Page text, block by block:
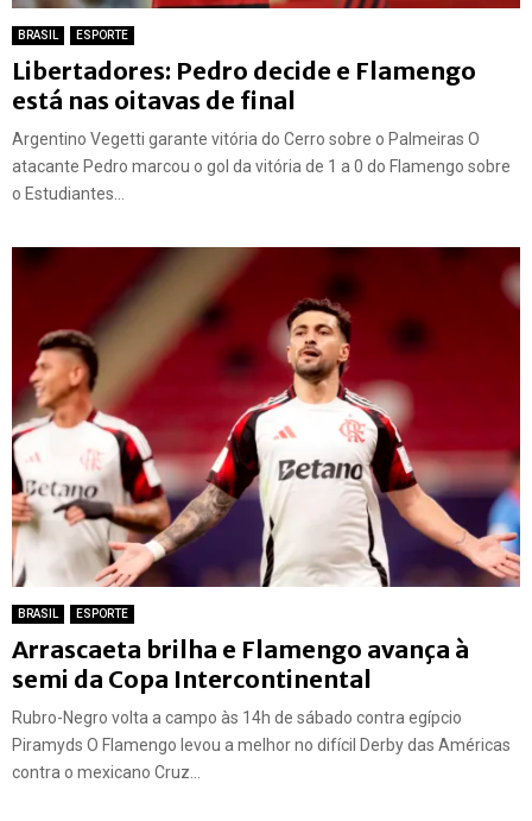
BRASIL ESPORTE
Libertadores: Pedro decide e Flamengo
está nas oitavas de final
Argentino Vegetti garante vitória do Cerro sobre o Palmeiras O
atacante Pedro marcou o gol da vitória de 1 a 0 do Flamengo sobre
o Estudiantes...
BRASIL ESPORTE
Arrascaeta brilha e Flamengo avança à
semi da Copa Intercontinental
Rubro-Negro volta a campo às 14h de sábado contra egípcio
Piramyds O Flamengo levou a melhor no difícil Derby das Américas
contra o mexicano Cruz...